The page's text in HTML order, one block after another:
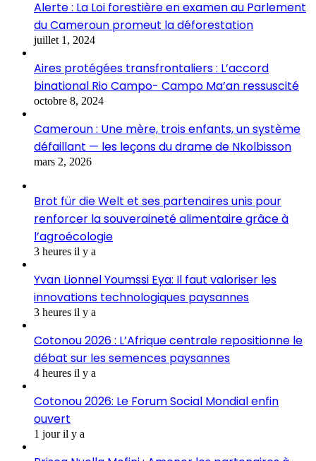
Alerte : La Loi forestière en examen au Parlement
du Cameroun promeut la déforestation
juillet 1, 2024
Aires protégées transfrontaliers : L’accord
binational Rio Campo- Campo Ma’an ressuscité
octobre 8, 2024
Cameroun : Une mère, trois enfants, un système
défaillant — les leçons du drame de Nkolbisson
mars 2, 2026
Brot für die Welt et ses partenaires unis pour
renforcer la souveraineté alimentaire grâce à
l’agroécologie
3 heures il y a
Yvan Lionnel Youmssi Eya: Il faut valoriser les
innovations technologiques paysannes
3 heures il y a
Cotonou 2026 : L’Afrique centrale repositionne le
débat sur les semences paysannes
4 heures il y a
Cotonou 2026: Le Forum Social Mondial enfin
ouvert
1 jour il y a